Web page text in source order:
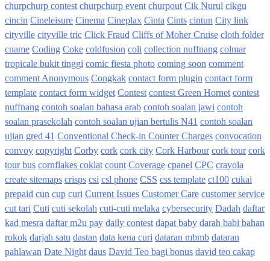
churpchurp contest churpchurp event churpout Cik Nurul cikgu
cincin Cineleisure Cinema Cineplax Cinta Cints cintun City link
cityville cityville tric Click Fraud Cliffs of Moher Cruise cloth folder
cname Coding Coke coldfusion coli collection nuffnang colmar
tropicale bukit tinggi comic fiesta photo coming soon comment
comment Anonymous Congkak contact form plugin contact form
template contact form widget Contest contest Green Hornet contest
nuffnang contoh soalan bahasa arab contoh soalan jawi contoh
soalan prasekolah contoh soalan ujian bertulis N41 contoh soalan
ujian gred 41 Conventional Check-in Counter Charges convocation
convoy copyright Corby cork cork city Cork Harbour cork tour cork
tour bus cornflakes coklat count Coverage cpanel CPC crayola
create sitemaps crisps csi csl phone CSS css template ct100 cukai
prepaid cun cup curi Current Issues Customer Care customer service
cut tari Cuti cuti sekolah cuti-cuti melaka cybersecurity Dadah daftar
kad mesra daftar m2u pay daily contest dapat baby darah babi bahan
rokok darjah satu dastan data kena curi dataran mbmb dataran
pahlawan Date Night daus David Teo bagi bonus david teo cakap